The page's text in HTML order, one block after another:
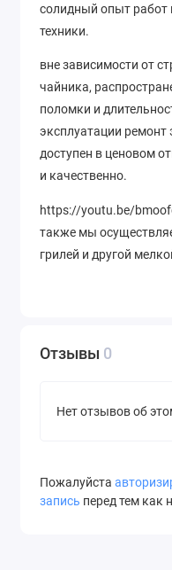
солидный опыт работ
техники.
вне зависимости от
чайника,
поломки и
эксплуатации ремонт
доступен в ценовом
и качественно.
https://youtu.be/
также мы
грилей и другой
Отзывы 0
Нет отзывов об
Пожалуйста
запись перед тем как